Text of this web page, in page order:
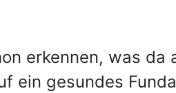
erkennen, was
ein gesundes